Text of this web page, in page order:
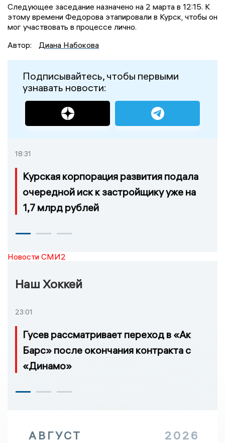
Следующее заседание назначено на 2 марта в 12:15. К
этому времени Федорова этапировали в Курск, чтобы он
мог участвовать в процессе лично.
Автор:
Диана Набокова
Подписывайтесь, чтобы первыми
узнавать новости:
18:31
Курская корпорация развития подала
очередной иск к застройщику уже на
1,7 млрд рублей
Новости СМИ2
Наш Хоккей
23:01
Гусев рассматривает переход в «Ак
Барс» после окончания контракта с
«Динамо»
АВГУСТ 2026